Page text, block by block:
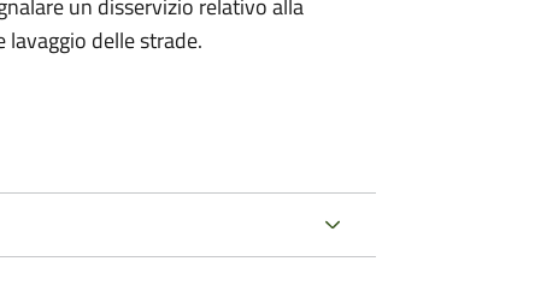
un disservizio relativo alla
delle strade.